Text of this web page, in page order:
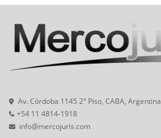
Av. Córdoba 1145 2° Piso, CABA, Argentina
+54 11 4814-1918
info@mercojuris.com